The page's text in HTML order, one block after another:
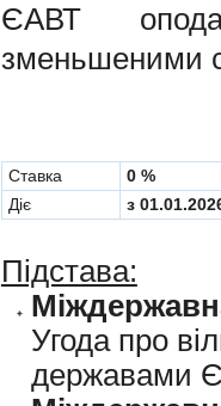
ЄАВТ
зменьшеними
Cтавка
0 %
Діє
з
Підстава:
Угода про
державами